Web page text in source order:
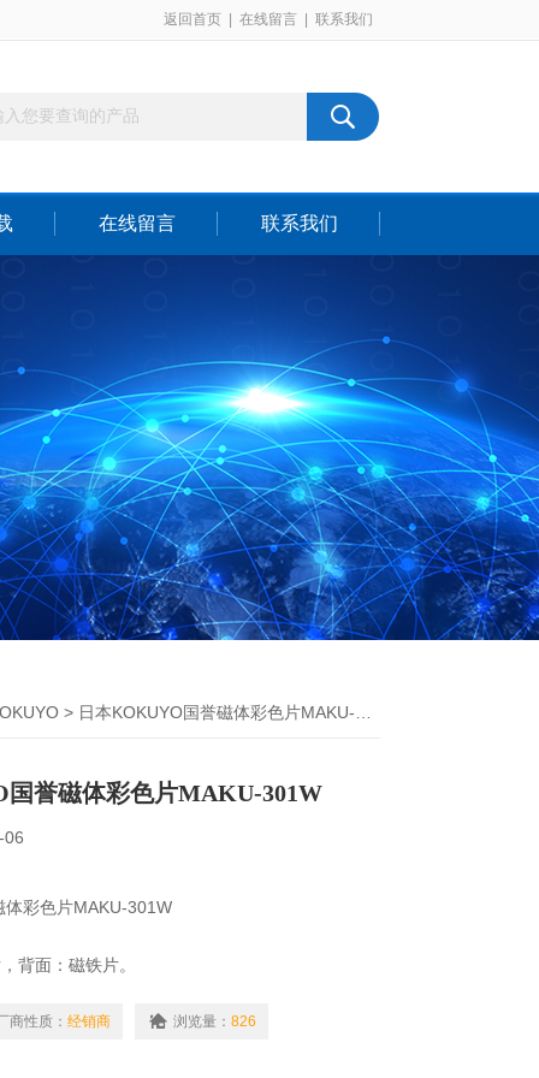
返回首页 在线留言 联系我们
在线留言 联系我们
> 日本KOKUYO国誉磁体彩色片MAKU-301W
国誉磁体彩色片MAKU-301W
06
体彩色片MAKU-301W
背面：磁铁片。
形规则>。
商性质： 经销商 浏览量： 826